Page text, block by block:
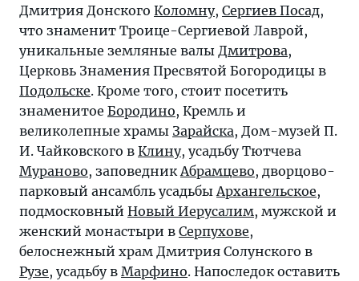
Дмитрия Донского Коломну, Сергиев Посад,
что знаменит Троице-Сергиевой Лаврой,
уникальные земляные валы Дмитрова,
Церковь Знамения Пресвятой Богородицы в
Подольске. Кроме того, стоит посетить
знаменитое Бородино, Кремль и
великолепные храмы Зарайска, Дом-музей П.
И. Чайковского в Клину, усадьбу Тютчева
Мураново, заповедникАбрамцево, дворцово-
парковый ансамбль усадьбыАрхангельское,
подмосковный Новый Иерусалим, мужской и
женский монастыри в Серпухове,
белоснежный храм Дмитрия Солунского в
Рузе, усадьбу в Марфино. Напоследок оставить